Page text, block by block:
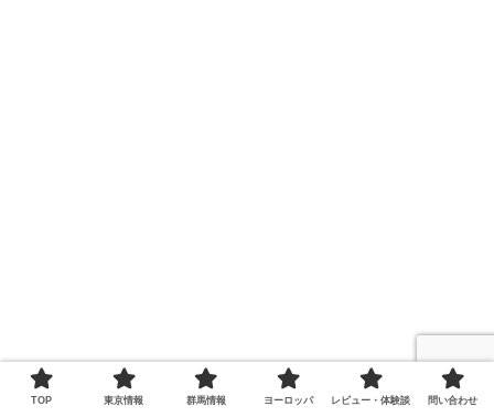
TOP 東京情報 群馬情報 ヨーロッパ レビュー・体験談 問い合わせ